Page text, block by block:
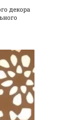
декора